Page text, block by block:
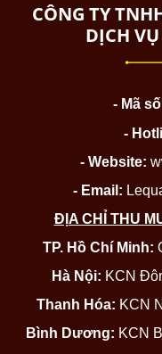
CÔNG TY
DỊCH
- Mã
-
- Website:
- Email:
ĐỊA CHỈ THU
TP. Hồ Chí Minh:
Hà Nội: KCN
Thanh Hóa: KCN
Bình Dương: KCN